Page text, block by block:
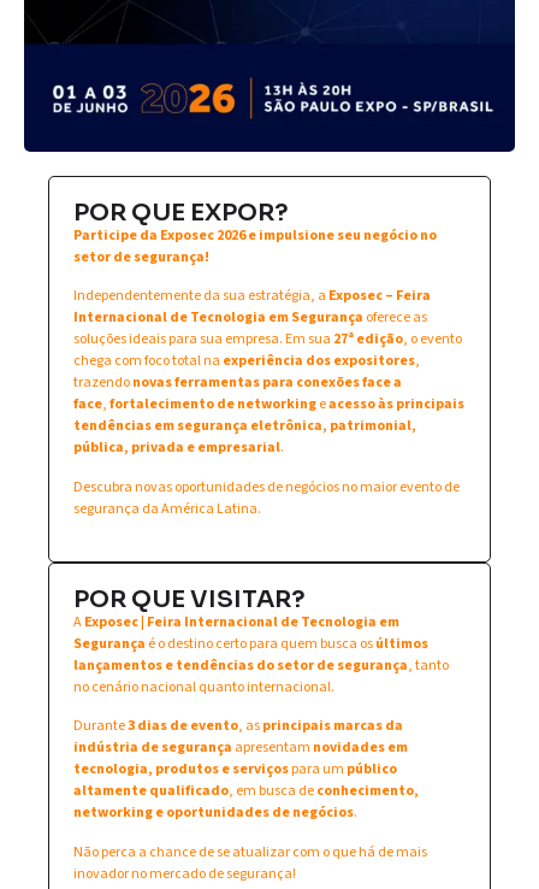
POR QUE EXPOR?
Participe da Exposec 2026 e impulsione seu negócio no
setor de segurança!
Independentemente da sua estratégia, a Exposec – Feira
Internacional de Tecnologia em Segurança oferece as
soluções ideais para sua empresa. Em sua 27ª edição, o evento
chega com foco total na experiência dos expositores,
trazendonovas ferramentas para conexões face a
face,fortalecimento de networkingeacesso às principais
tendências em segurança eletrônica, patrimonial,
pública, privada e empresarial.
Descubra novas oportunidades de negócios no maior evento de
segurança da América Latina.
POR QUE VISITAR?
AExposec | Feira Internacional de Tecnologia em
Segurança é o destino certo para quem busca osúltimos
lançamentos e tendências do setor de segurança, tanto
no cenário nacional quanto internacional.
Durante3 dias de evento, asprincipais marcas da
indústria de segurança apresentam novidades em
tecnologia, produtos e serviçospara um público
altamente qualificado, em busca deconhecimento,
networking e oportunidades de negócios.
Não perca a chance de se atualizar com o que há de mais
inovador no mercado de segurança!